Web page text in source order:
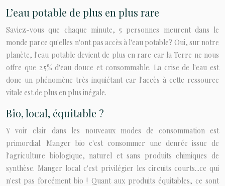
L’eau potable de plus en plus rare
Saviez-vous que chaque minute, 5 personnes meurent dans le
monde parce qu'elles n'ont pas accès à l'eau potable? Oui, sur notre
planète, l'eau potable devient de plus en rare car la Terre ne nous
offre que 2.5% d'eau douce et consommable. La crise de l'eau est
donc un phénomène très inquiétant car l'accès à cette ressource
vitale est de plus en plus inégale.
Bio, local, équitable ?
Y voir clair dans les nouveaux modes de consommation est
primordial. Manger bio c'est consommer une denrée issue de
l'agriculture biologique, naturel et sans produits chimiques de
synthèse. Manger local c'est privilégier les circuits courts...ce qui
n'est pas forcément bio ! Quant aux produits équitables, ce sont